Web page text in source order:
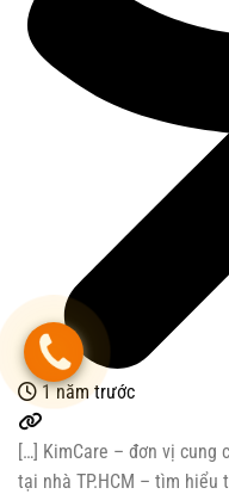
1 năm trước
[…] KimCare – đơn vị cung
tại nhà TP.HCM – tìm hiểu
.